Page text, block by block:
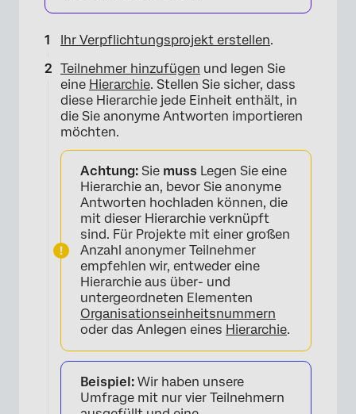
Ihr Verpflichtungsprojekt erstellen.
Teilnehmer hinzufügen und legen Sie
eine Hierarchie. Stellen Sie sicher, dass
diese Hierarchie jede Einheit enthält, in
die Sie anonyme Antworten importieren
möchten.
Achtung: Sie muss Legen Sie eine
Hierarchie an, bevor Sie anonyme
Antworten hochladen können, die
mit dieser Hierarchie verknüpft
sind. Für Projekte mit einer großen
Anzahl anonymer Teilnehmer
empfehlen wir, entweder eine
Hierarchie aus über- und
untergeordneten Elementen
Organisationseinheitsnummern
oder das Anlegen eines Hierarchie.
Beispiel: Wir haben unsere
Umfrage mit nur vier Teilnehmern